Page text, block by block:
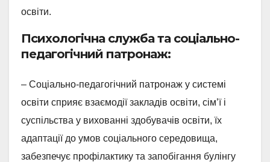
освіти.
Психологічна служба та соціально-
педагогічний патронаж:
– Соціально-педагогічний патронаж у системі
освіти сприяє взаємодії закладів освіти, сім’ї і
суспільства у вихованні здобувачів освіти, їх
адаптації до умов соціального середовища,
забезпечує профілактику та запобігання булінгу